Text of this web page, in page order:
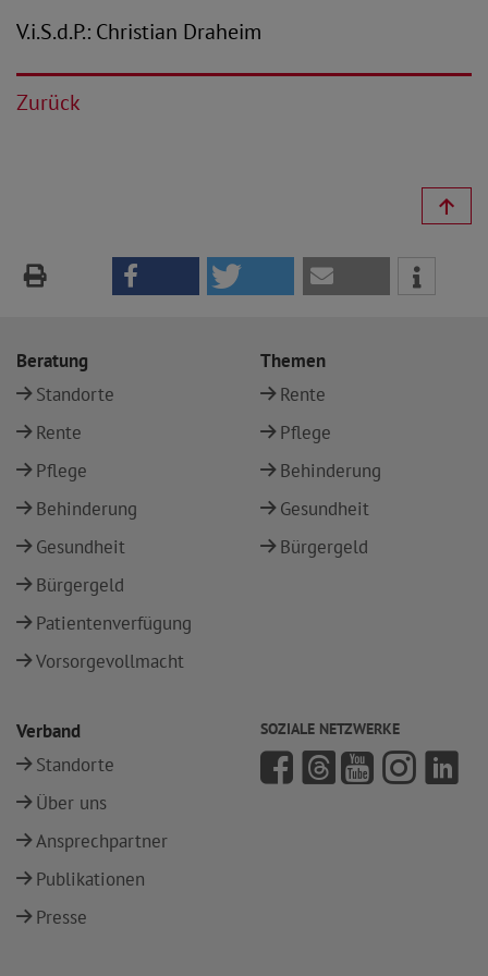
V.i.S.d.P.: Christian Draheim
Zurück
Beratung
Standorte
Rente
Pflege
Behinderung
Gesundheit
Bürgergeld
Patientenverfügung
Vorsorgevollmacht
Themen
Rente
Pflege
Behinderung
Gesundheit
Bürgergeld
Verband
Standorte
Über uns
Ansprechpartner
Publikationen
Presse
SOZIALE NETZWERKE